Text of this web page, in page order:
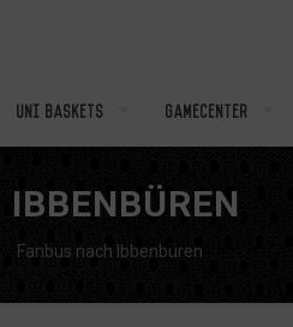
Uni Baskets Gamecenter
Fanbus nach Ibbenbüren